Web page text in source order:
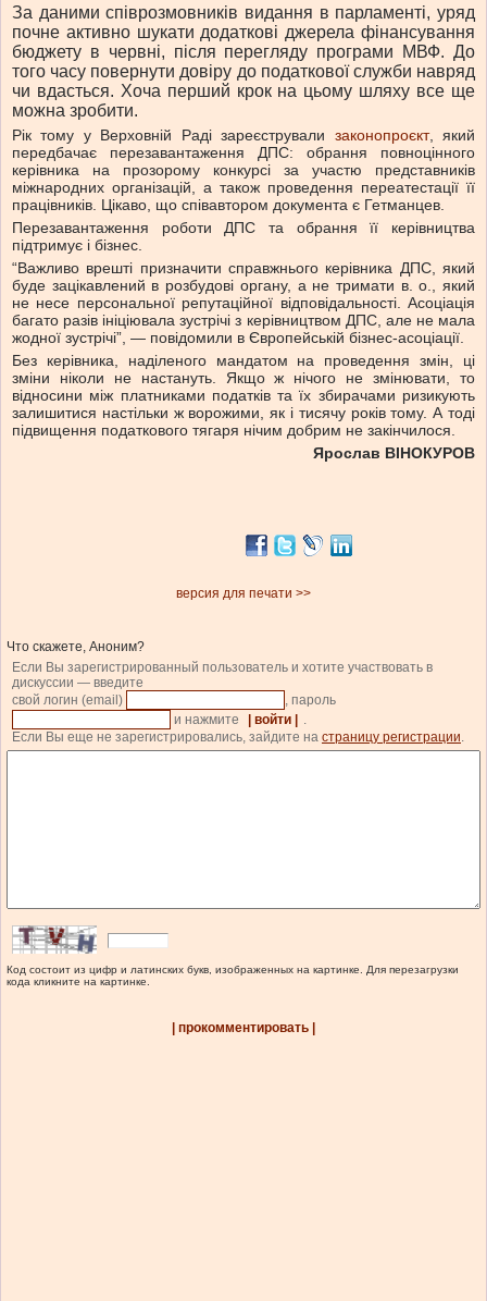
За даними співрозмовників видання в парламенті, уряд
почне активно шукати додаткові джерела фінансування
бюджету в червні, після перегляду програми МВФ. До
того часу повернути довіру до податкової служби навряд
чи вдасться. Хоча перший крок на цьому шляху все ще
можна зробити.
Рік тому у Верховній Раді зареєстрували законопроєкт, який
передбачає перезавантаження ДПС: обрання повноцінного
керівника на прозорому конкурсі за участю представників
міжнародних організацій, а також проведення переатестації її
працівників. Цікаво, що співавтором документа є Гетманцев.
Перезавантаження роботи ДПС та обрання її керівництва
підтримує і бізнес.
“Важливо врешті призначити справжнього керівника ДПС, який
буде зацікавлений в розбудові органу, а не тримати в. о., який
не несе персональної репутаційної відповідальності. Асоціація
багато разів ініціювала зустрічі з керівництвом ДПС, але не мала
жодної зустрічі”, — повідомили в Європейській бізнес-асоціації.
Без керівника, наділеного мандатом на проведення змін, ці
зміни ніколи не настануть. Якщо ж нічого не змінювати, то
відносини між платниками податків та їх збирачами ризикують
залишитися настільки ж ворожими, як і тисячу років тому. А тоді
підвищення податкового тягаря нічим добрим не закінчилося.
Ярослав ВІНОКУРОВ
версия для печати >>
Что скажете, Аноним?
Если Вы зарегистрированный пользователь и хотите участвовать в
дискуссии — введите
свой логин (email)
, пароль
и нажмите
| войти |
.
Если Вы еще не зарегистрировались, зайдите на страницу регистрации.
Код состоит из цифр и латинских букв, изображенных на картинке. Для перезагрузки
кода кликните на картинке.
| прокомментировать |